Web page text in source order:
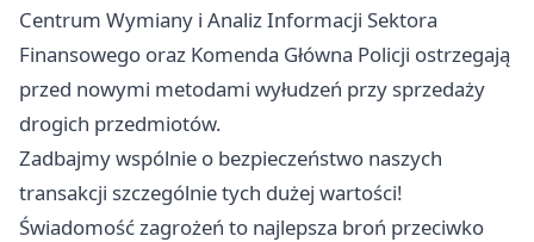
Centrum Wymiany i Analiz Informacji Sektora
Finansowego oraz Komenda Główna Policji ostrzegają
przed nowymi metodami wyłudzeń przy sprzedaży
drogich przedmiotów.
Zadbajmy wspólnie o bezpieczeństwo naszych
transakcji szczególnie tych dużej wartości!
Świadomość zagrożeń to najlepsza broń przeciwko